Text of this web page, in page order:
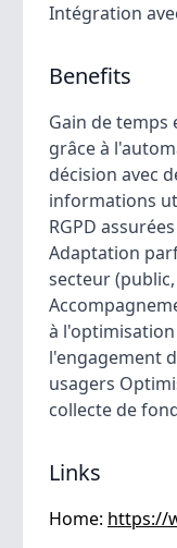
Intégration
Benefits
Gain de
grâce à
décision avec
informations
RGPD
Adaptation
secteur
à
l'engagement
usagers
collecte de
Links
Home: https://